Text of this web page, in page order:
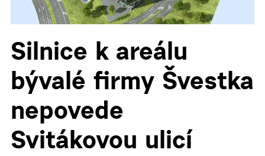
Silnice k areálu
bývalé firmy Švestka
nepovede
Svitákovou ulicí